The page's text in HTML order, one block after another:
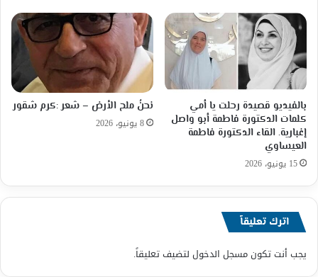
بالفيديو قصيدة رحلت يا أمي
كلمات الدكتورة فاطمة أبو واصل
إغبارية. القاء الدكتورة فاطمة
العيساوي
15 يونيو، 2026
نحنُ ملح الأرض – شعر :كرم شقور
8 يونيو، 2026
اترك تعليقاً
يجب أنت تكونمسجل الدخول لتضيف تعليقاً.